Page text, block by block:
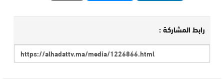
رابط المشاركة :